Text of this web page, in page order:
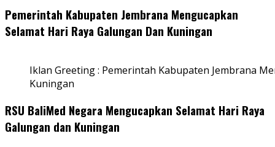
Pemerintah Kabupaten Jembrana Mengucapkan
Selamat Hari Raya Galungan Dan Kuningan
Iklan Greeting : Pemerintah Kabupaten Jembrana
Kuningan
RSU BaliMed Negara Mengucapkan Selamat Hari Raya
Galungan dan Kuningan